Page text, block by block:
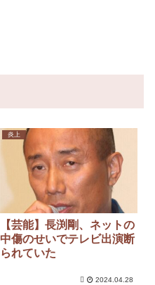
炎上
【芸能】長渕剛、ネットの
中傷のせいでテレビ出演断
られていた
2024.04.28